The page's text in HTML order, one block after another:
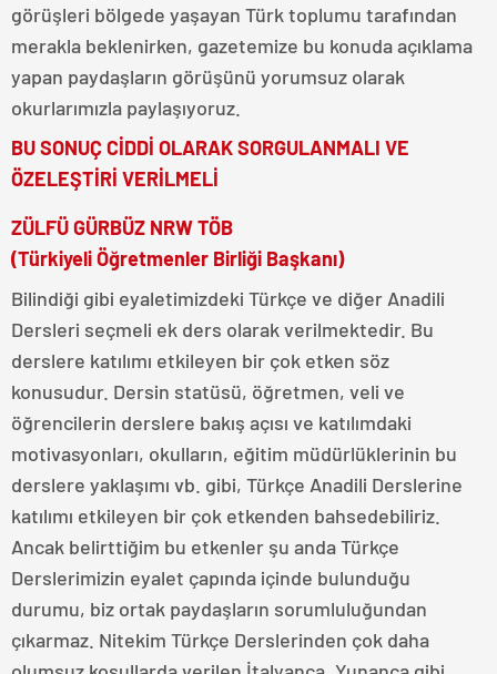
görüşleri bölgede yaşayan Türk toplumu tarafından
merakla beklenirken, gazetemize bu konuda açıklama
yapan paydaşların görüşünü yorumsuz olarak
okurlarımızla paylaşıyoruz.
BU SONUÇ CİDDİ OLARAK SORGULANMALI VE
ÖZELEŞTİRİ VERİLMELİ
ZÜLFÜ GÜRBÜZ NRW TÖB
(Türkiyeli Öğretmenler Birliği Başkanı)
Bilindiği gibi eyaletimizdeki Türkçe ve diğer Anadili
Dersleri seçmeli ek ders olarak verilmektedir. Bu
derslere katılımı etkileyen bir çok etken söz
konusudur. Dersin statüsü, öğretmen, veli ve
öğrencilerin derslere bakış açısı ve katılımdaki
motivasyonları, okulların, eğitim müdürlüklerinin bu
derslere yaklaşımı vb. gibi, Türkçe Anadili Derslerine
katılımı etkileyen bir çok etkenden bahsedebiliriz.
Ancak belirttiğim bu etkenler şu anda Türkçe
Derslerimizin eyalet çapında içinde bulunduğu
durumu, biz ortak paydaşların sorumluluğundan
çıkarmaz. Nitekim Türkçe Derslerinden çok daha